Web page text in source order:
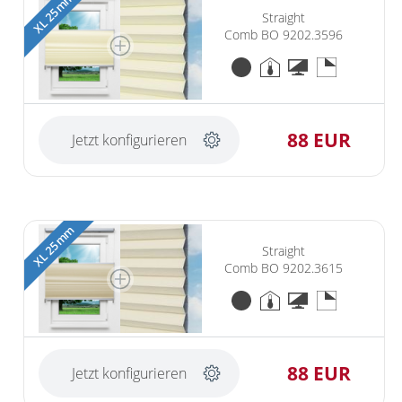
XL 25 mm
Straight
Comb BO 9202.3596
Jetzt konfigurieren 88 EUR
XL 25 mm
Straight
Comb BO 9202.3615
Jetzt konfigurieren 88 EUR